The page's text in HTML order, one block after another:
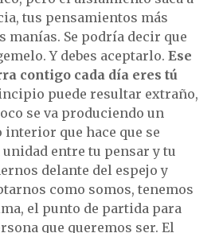
tus pensamientos más
manías. Se podría decir que
Y debes aceptarlo. Ese
contigo cada día eres tú
puede resultar extraño,
se va produciendo un
que hace que se
entre tu pensar y tu
delante del espejo y
como somos, tenemos
el punto de partida para
que queremos ser. El